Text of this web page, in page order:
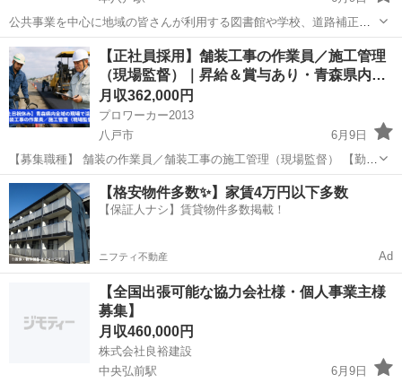
公共事業を中心に地域の皆さんが利用する図書館や学校、道路補正や
橋梁補修などの大規模工事を担っています。 近年では戸建や法人・駐
車場・テナントや事務所といった小規模な工事案件も増えてきていま
す。 創業６０年以上...
青森 八戸市 本八戸駅 施工管理 社員
【正社員採用】舗装工事の作業員／施工管理
（現場監督）｜昇給＆賞与あり・青森県内…
月収362,000円
プロワーカー2013
八戸市
6月9日
【募集職種】 舗装の作業員／舗装工事の施工管理（現場監督） 【勤務
時間】 8:00〜17:00 ※休憩60分 ※時間外：月平均30時間 【仕事内
容】 舗装工事を中心に、土工事・側溝工事・附帯工事などを行...
青森 八戸市 その他 業務
【格安物件多数✨】家賃4万円以下多数
【保証人ナシ】賃貸物件多数掲載！
ニフティ不動産 Ad
【全国出張可能な協力会社様・個人事業主様
募集】
月収460,000円
株式会社良裕建設
中央弘前駅
6月9日